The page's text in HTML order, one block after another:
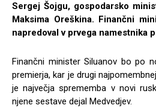
Sergej Šojgu, gospodarsko
Maksima Oreškina. Finančni
napredoval v prvega namestnika
Finančni minister Siluanov bo po
premierja, kar je drugi
je največja sprememba v novi
njene sestave dejal Medvedjev.